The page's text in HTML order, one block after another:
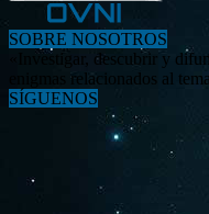
SOBRE NOSOTROS
«Investigar, descubrir y
enigmas relacionados al
SÍGUENOS